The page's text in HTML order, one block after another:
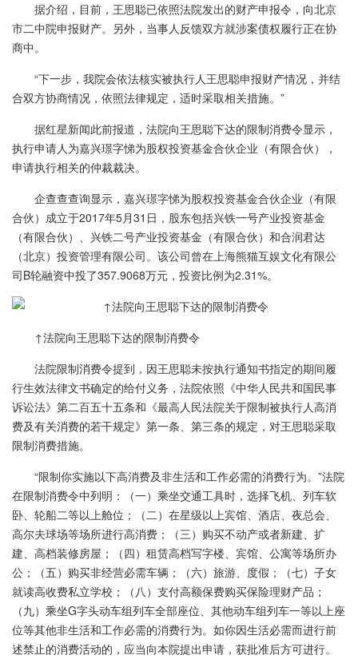
据介绍，目前，王思聪已依照法院发出的财产申报令，向北京
市二中院申报财产。另外，当事人反馈双方就涉案债权履行正在协
商中。
“下一步，我院会依法核实被执行人王思聪申报财产情况，并结
合双方协商情况，依照法律规定，适时采取相关措施。”
据红星新闻此前报道，法院向王思聪下达的限制消费令显示，
执行申请人为嘉兴璟字悌为股权投资基金合伙企业（有限合伙），
申请执行相关的仲裁裁决。
企查查查询显示，嘉兴璟字悌为股权投资基金合伙企业（有限
合伙）成立于2017年5月31日，股东包括兴铁一号产业投资基金
（有限合伙）、兴铁二号产业投资基金（有限合伙）和合润君达
（北京）投资管理有限公司。该公司曾在上海熊猫互娱文化有限公
司B轮融资中投了357.9068万元，投资比例为2.31%。
↑法院向王思聪下达的限制消费令
法院限制消费令提到，因王思聪未按执行通知书指定的期间履
行生效法律文书确定的给付义务，法院依照《中华人民共和国民事
诉讼法》第二百五十五条和《最高人民法院关于限制被执行人高消
费及有关消费的若干规定》第一条、第三条的规定，对王思聪采取
限制消费措施。
“限制你实施以下高消费及非生活和工作必需的消费行为。”法院
在限制消费令中列明：（一）乘坐交通工具时，选择飞机、列车软
卧、轮船二等以上舱位；（二）在星级以上宾馆、酒店、夜总会、
高尔夫球场等场所进行高消费；（三）购买不动产或者新建、扩
建、高档装修房屋；（四）租赁高档写字楼、宾馆、公寓等场所办
公；（五）购买非经营必需车辆；（六）旅游、度假；（七）子女
就读高收费私立学校；（八）支付高额保费购买保险理财产品；
（九）乘坐G字头动车组列车全部座位、其他动车组列车一等以上座
位等其他非生活和工作必需的消费行为。如你因生活必需而进行前
述禁止的消费活动的，应当向本院提出申请，获批准后方可进行。